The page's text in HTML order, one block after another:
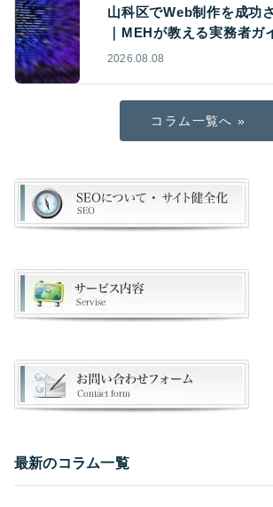
山科区でWeb制作を成功
｜MEHが教える実務者ガ
2026.08.08
コラム一覧へ »
最新のコラム一覧